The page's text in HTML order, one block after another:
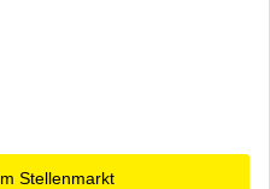
Stellenmarkt